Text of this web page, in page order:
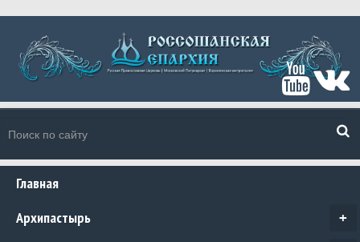
Главная
+
Архипастырь